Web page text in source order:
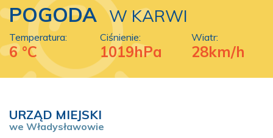
POGODA W KARWI
Temperatura:
6 °C
Ciśnienie:
1019hPa
Wiatr:
28km/h
URZĄD MIEJSKI
we Władysławowie